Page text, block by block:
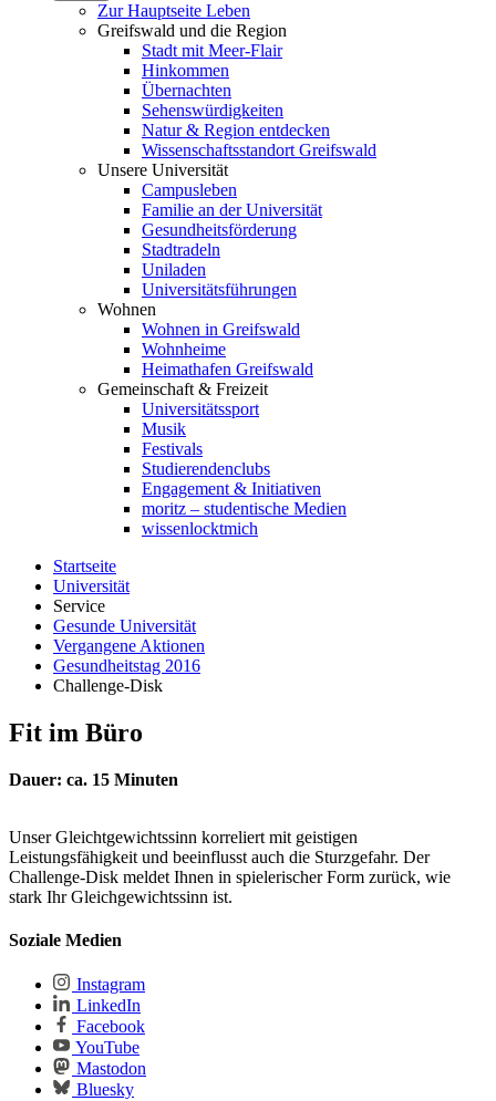
Zur Hauptseite Leben
Greifswald und die Region
Stadt mit Meer-Flair
Hinkommen
Übernachten
Sehenswürdigkeiten
Natur & Region entdecken
Wissenschaftsstandort Greifswald
Unsere Universität
Campusleben
Familie an der Universität
Gesundheitsförderung
Stadtradeln
Uniladen
Universitätsführungen
Wohnen
Wohnen in Greifswald
Wohnheime
Heimathafen Greifswald
Gemeinschaft & Freizeit
Universitätssport
Musik
Festivals
Studierendenclubs
Engagement & Initiativen
moritz – studentische Medien
wissenlocktmich
Startseite
Universität
Service
Gesunde Universität
Vergangene Aktionen
Gesundheitstag 2016
Challenge-Disk
Fit im Büro
Dauer: ca. 15 Minuten
Unser Gleichtgewichtssinn korreliert mit geistigen
Leistungsfähigkeit und beeinflusst auch die Sturzgefahr. Der
Challenge-Disk meldet Ihnen in spielerischer Form zurück, wie
stark Ihr Gleichgewichtssinn ist.
Soziale Medien
Instagram
LinkedIn
Facebook
YouTube
Mastodon
Bluesky